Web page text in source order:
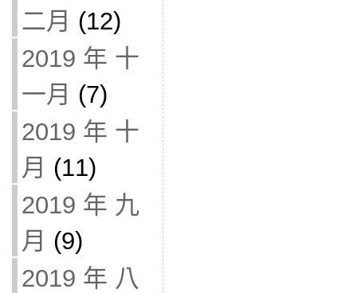
二月 (12)
2019 年 十
一月 (7)
2019 年 十
月 (11)
2019 年 九
月 (9)
2019 年 八